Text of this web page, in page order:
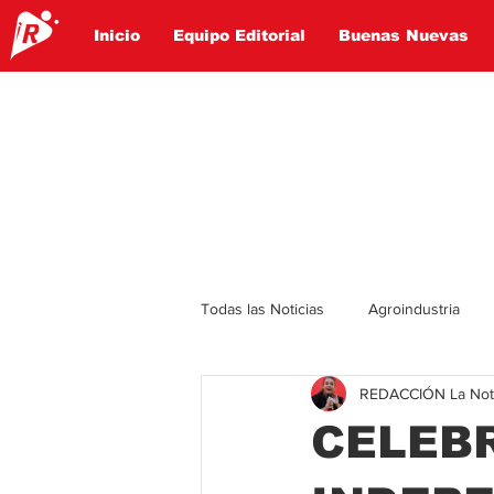
Inicio Equipo Editorial Buenas Nuevas
Todas las Noticias Agroindustria
Politica
Educación Turismo
REDACCIÓN La